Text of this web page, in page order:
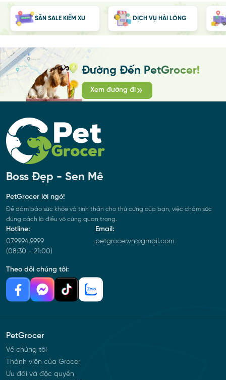
SĂN SALE KIẾM XU DỊCH VỤ HÀI LÒNG
Đường Đến PetGrocer!
Xem đường đi
Boss Đẹp - Sen Mê
PetGrocer lời ngỏ!
Để đảm bảo sức khỏe và tinh thần cho thú cưng của bạn, việc chăm sóc
đúng cách là điều vô cùng quan trọng.
Hotline:
07.9994.9999
(08:30 - 21:00)
Email:
petgrocer.vn@gmail.com
Theo dõi chúng tôi:
PetGrocer
Về chúng tôi
Thành viên của Grocer
Ưu đãi và độc quyền